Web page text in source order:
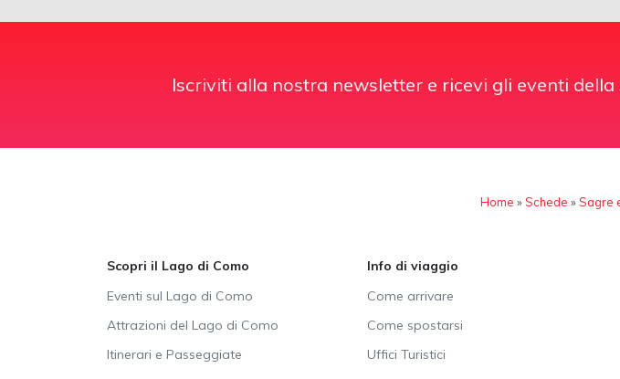
Iscriviti alla nostra newsletter e ricevi gli eventi della
Home »Schede »Sagre
Scopri il Lago di Como
Eventi sul Lago di Como
Attrazioni del Lago di Como
Itinerari e Passeggiate
Info di viaggio
Come arrivare
Come spostarsi
Uffici Turistici